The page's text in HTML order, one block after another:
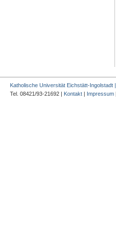
Katholische Universität Eichstätt-
Tel. 08421/93-21692 | Kontakt | Impressum